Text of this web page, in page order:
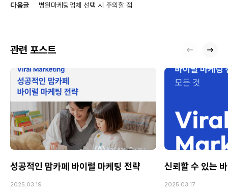
다음글 병원마케팅업체 선택 시 주의할 점
관련 포스트
성공적인 맘카페 바이럴 마케팅 전략
2025.03.19
신뢰할 수 있는
2025.03.17